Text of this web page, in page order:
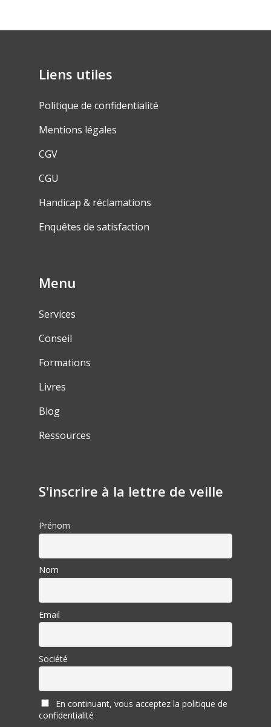
Liens utiles
Politique de confidentialité
Mentions légales
CGV
CGU
Handicap & réclamations
Enquêtes de satisfaction
Menu
Services
Conseil
Formations
Livres
Blog
Ressources
S'inscrire à la lettre de veille
Prénom
Nom
Email
Société
En continuant, vous acceptez la politique de
confidentialité